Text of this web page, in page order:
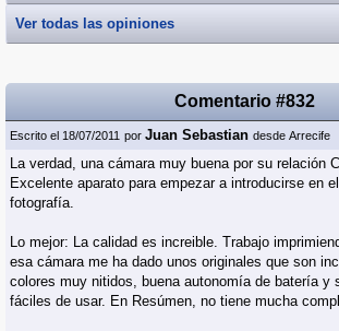
Ver todas las opiniones
Comentario #832
Escrito el 18/07/2011 por Juan Sebastian desde Arrecife
La verdad, una cámara muy buena por su relación
Excelente aparato para empezar a introducirse en
fotografía.
Lo mejor: La calidad es increible. Trabajo
esa cámara me ha dado unos originales que son
colores muy nitidos, buena autonomía de batería y
fáciles de usar. En Resúmen, no tiene mucha